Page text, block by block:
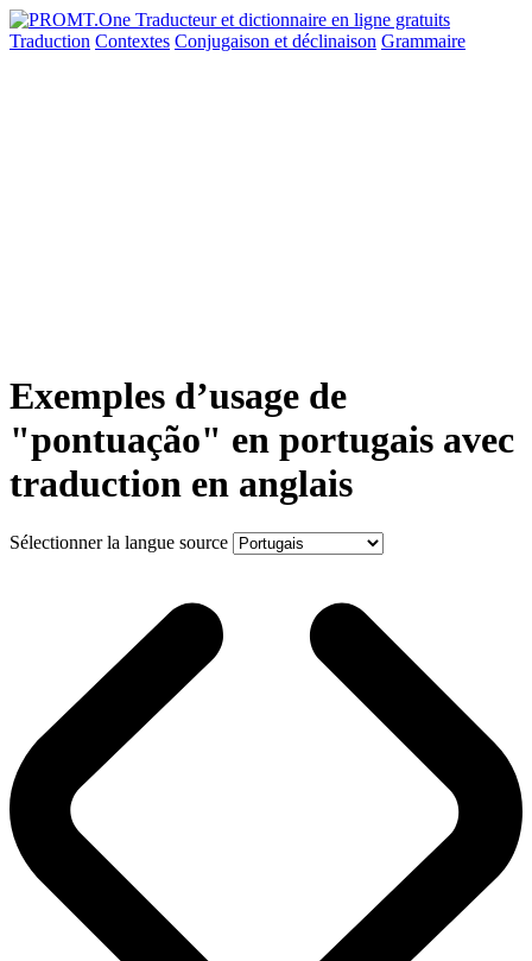
Traduction Contextes Conjugaison et déclinaison Grammaire
Exemples d’usage de
"pontuação" en portugais avec
traduction en anglais
Sélectionner la langue source